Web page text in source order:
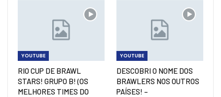
YOUTUBE
RIO CUP DE BRAWL
STARS! GRUPO B! (OS
MELHORES TIMES DO
YOUTUBE
DESCOBRI O NOME DOS
BRAWLERS NOS OUTROS
PAÍSES! –